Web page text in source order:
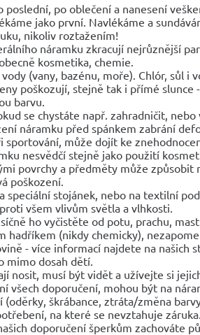
poslední, po oblečení a nanesení
jako první. Navlékáme a
nikoliv roztažením!
náramku zkracují nejrůznější
kosmetika, chemie.
(vany, bazénu, moře). Chlór, sůl i
poškozují, stejně tak i přímé slunce
barvu.
se chystáte např. zahradničit,
náramku před spánkem zabrání
sportování, může dojít ke
nesvědčí stejně jako použití
povrchy a předměty může způsobit
poškození.
speciální stojánek, nebo na textilní
všem vlivům světla a vlhkosti.
ho vyčistěte od potu, prachu,
hadříkem (nikdy chemicky),
- více informací najdete na našich
mimo dosah dětí.
nosit, musí být vidět a užívejte si
všech doporučení, mohou být na
(oděrky, škrábance, ztráta/změna
na které se nevztahuje
doporučení šperkům zachováte